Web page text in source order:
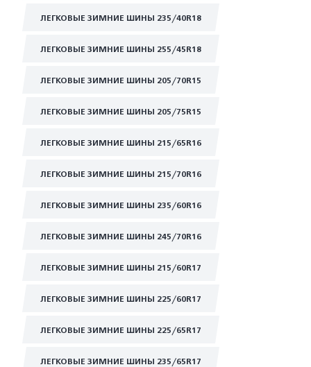
ЛЕГКОВЫЕ ЗИМНИЕ ШИНЫ 235/40R18
ЛЕГКОВЫЕ ЗИМНИЕ ШИНЫ 255/45R18
ЛЕГКОВЫЕ ЗИМНИЕ ШИНЫ 205/70R15
ЛЕГКОВЫЕ ЗИМНИЕ ШИНЫ 205/75R15
ЛЕГКОВЫЕ ЗИМНИЕ ШИНЫ 215/65R16
ЛЕГКОВЫЕ ЗИМНИЕ ШИНЫ 215/70R16
ЛЕГКОВЫЕ ЗИМНИЕ ШИНЫ 235/60R16
ЛЕГКОВЫЕ ЗИМНИЕ ШИНЫ 245/70R16
ЛЕГКОВЫЕ ЗИМНИЕ ШИНЫ 215/60R17
ЛЕГКОВЫЕ ЗИМНИЕ ШИНЫ 225/60R17
ЛЕГКОВЫЕ ЗИМНИЕ ШИНЫ 225/65R17
ЛЕГКОВЫЕ ЗИМНИЕ ШИНЫ 235/65R17